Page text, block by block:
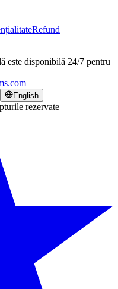
Refund
este disponibilă 24/7 pentru
English
rezervate